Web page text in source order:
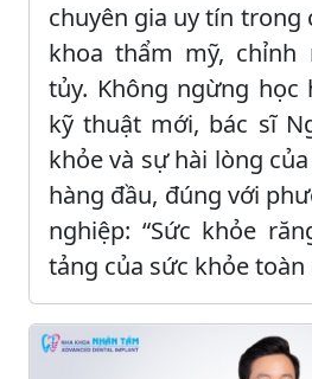
chuyên gia uy tín trong
khoa thẩm mỹ, chỉnh
tủy. Không ngừng học
kỹ thuật mới, bác sĩ
khỏe và sự hài lòng
hàng đầu, đúng với
nghiệp: “Sức khỏe
tảng của sức khỏe toàn